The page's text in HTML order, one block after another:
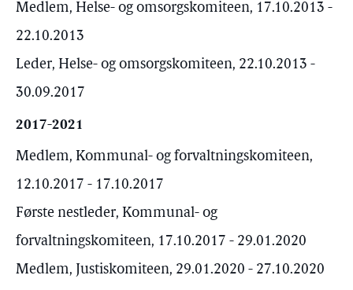
Medlem, Helse- og omsorgskomiteen, 17.10.2013 -
22.10.2013
Leder, Helse- og omsorgskomiteen, 22.10.2013 -
30.09.2017
2017-2021
Medlem, Kommunal- og forvaltningskomiteen,
12.10.2017 - 17.10.2017
Første nestleder, Kommunal- og
forvaltningskomiteen, 17.10.2017 - 29.01.2020
Medlem, Justiskomiteen, 29.01.2020 - 27.10.2020